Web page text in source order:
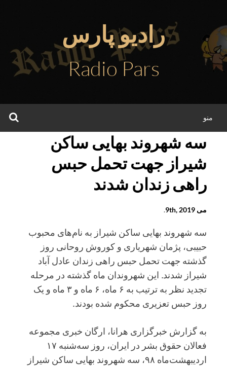
محتوا
رادیو پارس
Radio Pars
منو
سه شهروند بهایی ساکن
شیراز جهت تحمل حبس
راهی زندان شدند
می 9th, 2019 .
سه شهروند بهایی ساکن شیراز به نام‌های محبوب
حبیبی، پژمان شهریاری و کوروش روحانی روز
گذشته جهت تحمل حبس راهی زندان عادل آباد
شیراز شدند. این شهروندان ماه گذشته در مرحله
تجدید نظر به ترتیب به ۶ ماه، ۶ ماه و ۳ ماه و یک
روز حبس تعزیری محکوم شده بودند.
به گزارش خبرگزاری هرانا، ارگان خبری مجموعه
فعالان حقوق بشر در ایران، روز سه‌شنبه ۱۷
اردیبهشت‌ماه ۹۸، سه شهروند بهایی ساکن شیراز